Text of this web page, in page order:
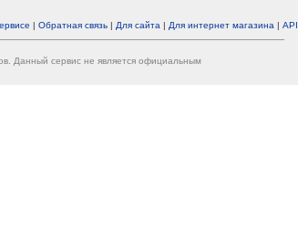
| Обратная связь | Для сайта | Для интернет магазина | API
Данный сервис не является официальным